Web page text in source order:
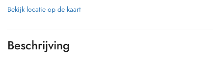
Bekijk locatie op de kaart
Beschrijving